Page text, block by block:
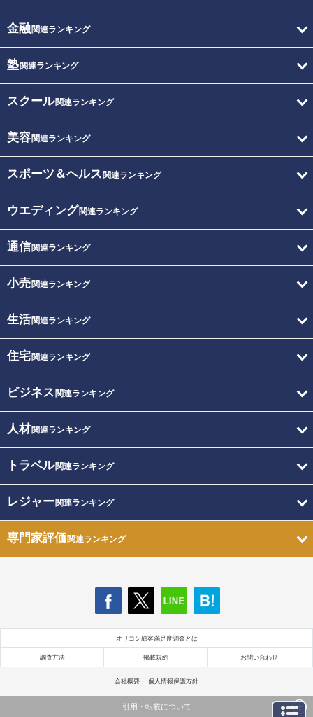
金融関連ランキング
塾関連ランキング
スクール関連ランキング
美容関連ランキング
スポーツ＆ヘルス 関連ランキング
ウエディング関連ランキング
通信関連ランキング
小売関連ランキング
生活関連ランキング
住宅関連ランキング
ビジネス 関連ランキング
人材関連ランキング
トラベル関連ランキング
レジャー関連ランキング
専門家評価関連ランキング
オリコン顧客満足度調査とは
調査方法 掲載規約 お問い合わせ
会社概要 個人情報保護方針
引用・転載について